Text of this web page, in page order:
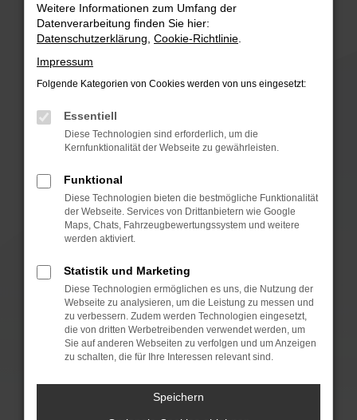
Überprüfe deine Firewall und deine
Internetverbindung.
Laden andere Webseiten, zum Beispiel deine
Suchmaschine?
Prüfe deine Browsererweiterungen.
können das Laden bestimmter Seiten
verhindern. Funktioniert die Seite in einem
anderen Browser oder in einem privaten
Fenster?
Starte dein Gerät neu.
Das kann manchmal helfen, vorübergehende
Probleme zu beheben.
Betriebssystem auf dem neuesten Stand
sind.
Veraltete Software birgt nicht nur ein
Sicherheitsrisiko, sondern kann auch dazu
führen, dass bestimmte Funktionen nicht mehr
unterstützt werden.
Wende dich an den Webseitenbetreiber.
Wenn du alle oben genannten Schritte versucht
Weitere Informationen zum Umfang der
Datenverarbeitung finden Sie hier:
Datenschutzerklärung Cookie-Richtlinie
Impressum
Folgende Kategorien von Cookies werden von uns eingesetzt:
Essentiell
Diese Technologien sind erforderlich, um die
Kernfunktionalität der Webseite zu gewährleisten.
Funktional
Diese Technologien bieten die bestmögliche Funktionalität
der Webseite. Services von Drittanbietern wie Google
Maps, Chats, Fahrzeugbewertungssystem und weitere
werden aktiviert.
Statistik und Marketing
Diese Technologien ermöglichen es uns, die Nutzung der
Webseite zu analysieren, um die Leistung zu messen und
zu verbessern. Zudem werden Technologien eingesetzt,
die von dritten Werbetreibenden verwendet werden, um
Sie auf anderen Webseiten zu verfolgen und um Anzeigen
zu schalten, die für Ihre Interessen relevant sind.
Speichern